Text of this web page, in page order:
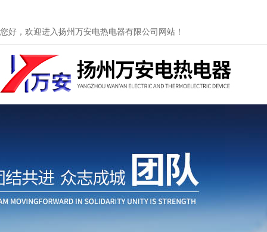
您好，欢迎进入扬州万安电热电器有限公司网站！